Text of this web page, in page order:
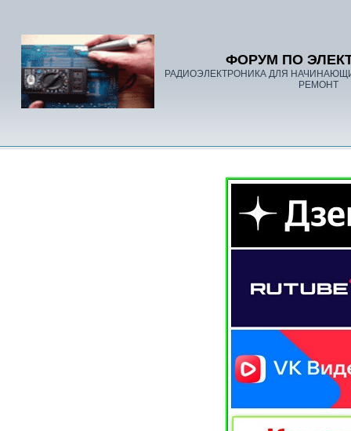
ФОРУМ ПО
РАДИОЭЛЕКТРОНИКА ДЛЯ
РЕМОНТ